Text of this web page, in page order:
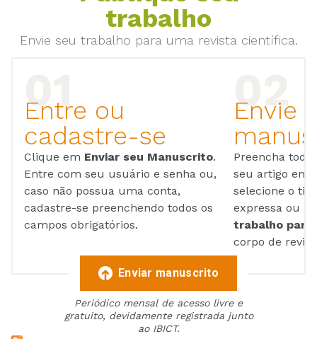
trabalho
Envie seu trabalho para uma revista científica.
Entre ou
cadastre-se
Clique em Enviar seu Manuscrito.
Entre com seu usuário e senha ou,
caso não possua uma conta,
cadastre-se preenchendo todos os
campos obrigatórios.
Envie
Preencha
seu artigo em
selecione o
expressa ou
trabalho para
corpo de
Enviar manuscrito
Periódico mensal de acesso livre e
gratuito, devidamente registrada junto
ao IBICT.